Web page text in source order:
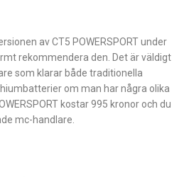
av CT5 POWERSPORT under
rekommendera den. Det är väldigt
som klarar både traditionella
om man har några olika
kostar 995 kronor och du
mc-handlare.